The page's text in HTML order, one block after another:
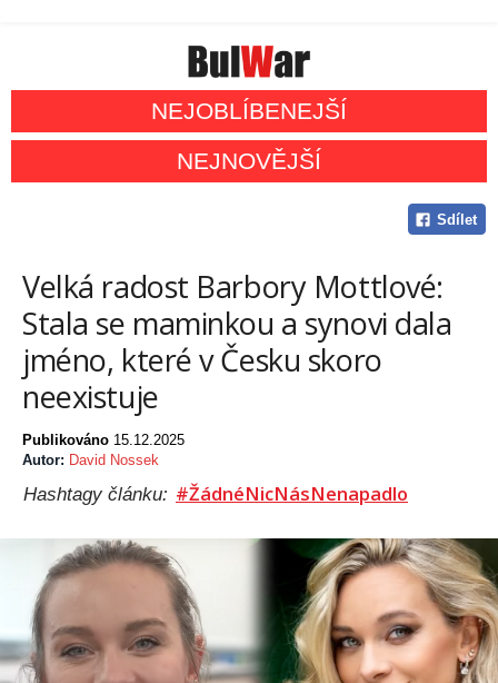
NEJOBLÍBENEJŠÍ
NEJNOVĚJŠÍ
Sdílet
Velká radost Barbory Mottlové:
Stala se maminkou a synovi dala
jméno, které v Česku skoro
neexistuje
Publikováno 15.12.2025
Autor: David Nossek
Hashtagy článku: #ŽádnéNicNásNenapadlo